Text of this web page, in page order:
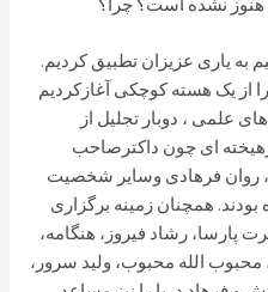
هنوز نشده است؟ چرا؟
به یاری عزیزان تطبیق کردیم.
از یک هسته کوچکی آغاز‌کردیم
علمی ، دوبار تجلیل از
ای چون داکترصاحب
روان فرهادی وسایر شخصیت
همچنان زمینه برگزاری
پارسا، رشاد فیروز، هنگامه،
محبوب الله محبوب، ولید سرور،